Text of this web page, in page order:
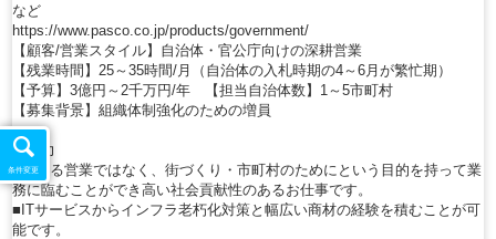
など
https://www.pasco.co.jp/products/government/
【顧客/営業スタイル】自治体・官公庁向けの深耕営業
【残業時間】25～35時間/月（自治体の入札時期の4～6月が繁忙期）
【予算】3億円～2千万円/年 【担当自治体数】1～5市町村
【募集背景】組織体制強化のための増員
★魅力
■単なる営業ではなく、街づくり・市町村のためにという目的を持って業
務に臨むことができ高い社会貢献性のあるお仕事です。
■ITサービスからインフラ老朽化対策と幅広い商材の経験を積むことが可
能です。
条件変更